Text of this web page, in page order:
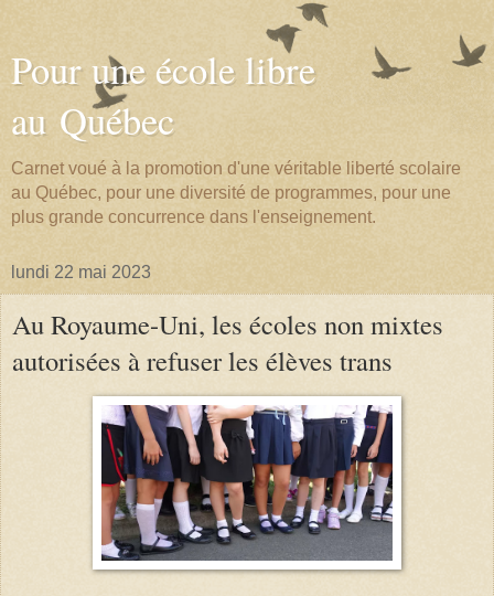
Pour une école libre
au Québec
Carnet voué à la promotion d'une véritable liberté scolaire
au Québec, pour une diversité de programmes, pour une
plus grande concurrence dans l'enseignement.
lundi 22 mai 2023
Au Royaume-Uni, les écoles non mixtes
autorisées à refuser les élèves trans